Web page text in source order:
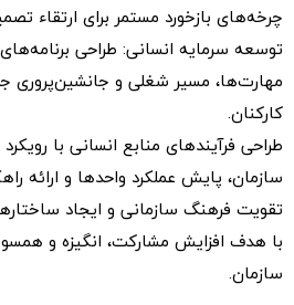
چرخه‌های بازخورد مستمر برای ارتقاء
توسعه سرمایه انسانی: طراحی
مهارت‌ها، مسیر شغلی و جانشین‌پروری
کارکنان.
طراحی فرآیندهای منابع انسانی با
سازمان، پایش عملکرد واحدها و ارائه
تقویت فرهنگ سازمانی و ایجاد
با هدف افزایش مشارکت، انگیزه و
سازمان.